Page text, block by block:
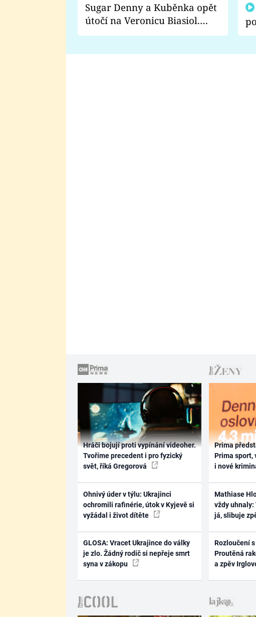
Sugar Denny a Kuběnka opět
útočí na Veronicu Biasiol.
Proč je podle nich falešná a
Hráči bojují proti vypínání videoher.
Tvoříme precedent i pro fyzický
svět, říká Gregorová
Ohnivý úder v týlu: Ukrajinci
ochromili rafinérie, útok v Kyjevě si
vyžádal i život dítěte
GLOSA: Vracet Ukrajince do války
je zlo. Žádný rodič si nepřeje smrt
syna v zákopu
Prima
Prima sport,
i nové
Mathiase
vždy
já, slibuje
Rozloučení
Proutěná
a zpěv